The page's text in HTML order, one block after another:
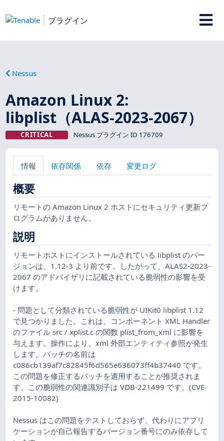
プラグイン
Nessus
Amazon Linux 2:
libplist（ALAS-2023-2067）
CRITICAL Nessus プラグイン ID 176709
情報 依存関係 依存 変更ログ
概要
リモートの Amazon Linux 2 ホストにセキュリティ更新プ
ログラムがありません。
説明
リモートホストにインストールされている libplist のバー
ジョンは、1.12-3 より前です。したがって、ALAS2-2023-
2067 のアドバイザリに記載されている脆弱性の影響を受
けます。
- 問題として分類されている脆弱性が UIKit0 libplist 1.12
で見つかりました。これは、コンポーネント XML Handler
のファイル src / xplist.c の関数 plist_from_xml に影響を
与えます。操作により、xml 外部エンティティ参照が発生
します。パッチの名前は
c086cb139af7c82845f6d565e636073ff4b37440 です。
この問題を修正するパッチを適用することが推奨されま
す。この脆弱性の関連識別子は VDB-221499 です。(CVE-
2015-10082)
Nessus はこの問題をテストしておらず、代わりにアプリ
ケーションが自己報告するバージョン番号にのみ依存して